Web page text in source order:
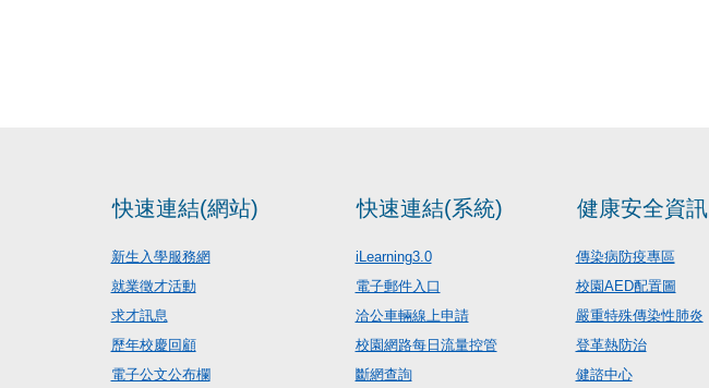
快速連結(網站)
新生入學服務網
就業徵才活動
求才訊息
歷年校慶回顧
電子公文公布欄
快速連結(系統)
iLearning3.0
電子郵件入口
洽公車輛線上申請
校園網路每日流量控管
斷網查詢
健康安全資訊
傳染病防疫專區
校園AED配置圖
嚴重特殊傳染性肺炎
登革熱防治
健諮中心